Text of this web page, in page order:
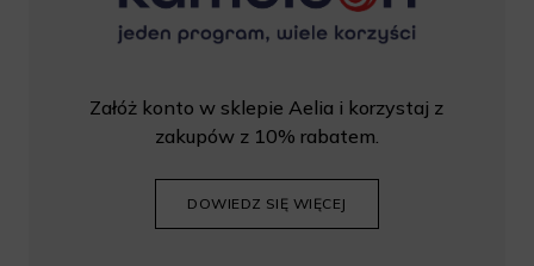
Załóż konto w sklepie Aelia i korzystaj z
zakupów z 10% rabatem.
DOWIEDZ SIĘ WIĘCEJ